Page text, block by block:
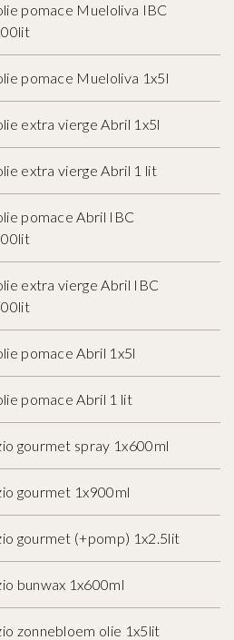
pomace Mueloliva IBC
pomace Mueloliva 1x5l
extra vierge Abril 1x5l
extra vierge Abril 1 lit
pomace Abril IBC
extra vierge Abril IBC
pomace Abril 1x5l
pomace Abril 1 lit
gourmet spray 1x600ml
gourmet 1x900ml
gourmet (+pomp) 1x2.5lit
bunwax 1x600ml
zonnebloem olie 1x5lit